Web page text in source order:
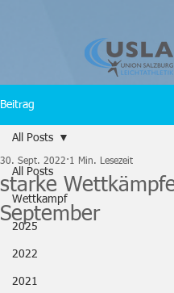
Beitrag
All Posts
Wettkampf
2025
2022
2021
All Posts
starke
September
30. Sept. 2022 1 Min. Lesezeit